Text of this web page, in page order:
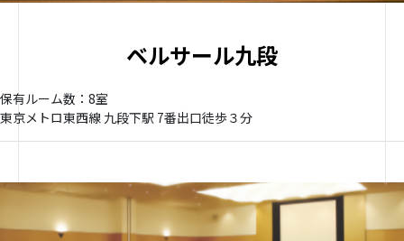
ベルサール九段
保有ルーム数：8室
東京メトロ東西線 九段下駅 7番出口徒歩３分